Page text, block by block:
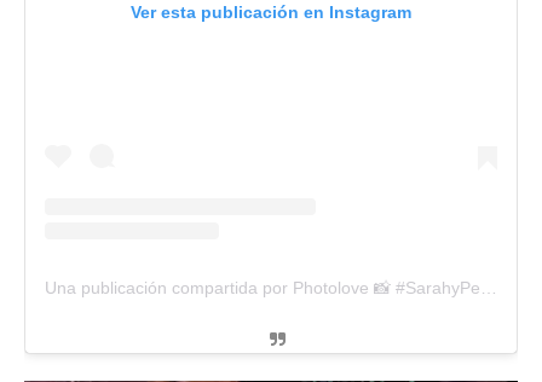
Ver esta publicación en Instagram